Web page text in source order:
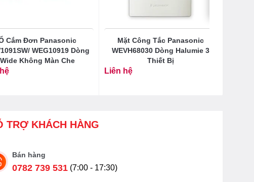
Cắm Đơn Panasonic
WEG10919 Dòng
Wide Không Màn Che
Mặt Công Tắc Panasonic
WEVH68030 Dòng Halumie 3
Thiết Bị
Liên hệ
TRỢ KHÁCH HÀNG
Bán hàng
0782 739 531 (7:00 - 17:30)